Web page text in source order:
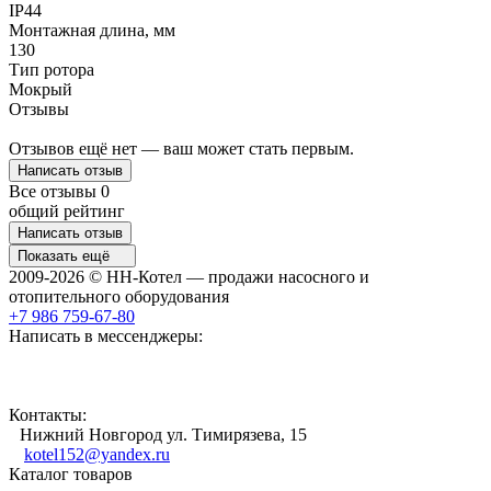
IP44
Монтажная длина, мм
130
Тип ротора
Мокрый
Отзывы
Отзывов ещё нет — ваш может стать первым.
Написать отзыв
Все отзывы 0
общий рейтинг
Написать отзыв
Показать ещё
2009-2026 © НН-Котел — продажи насосного и
отопительного оборудования
+7 986 759-67-80
Написать в мессенджеры:
Контакты:
Нижний Новгород ул. Тимирязева, 15
kotel152@yandex.ru
Каталог товаров